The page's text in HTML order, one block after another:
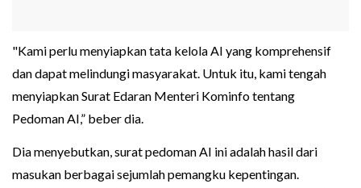
"Kami perlu menyiapkan tata kelola AI yang komprehensif
dan dapat melindungi masyarakat. Untuk itu, kami tengah
menyiapkan Surat Edaran Menteri Kominfo tentang
Pedoman AI,” beber dia.
Dia menyebutkan, surat pedoman AI ini adalah hasil dari
masukan berbagai sejumlah pemangku kepentingan.